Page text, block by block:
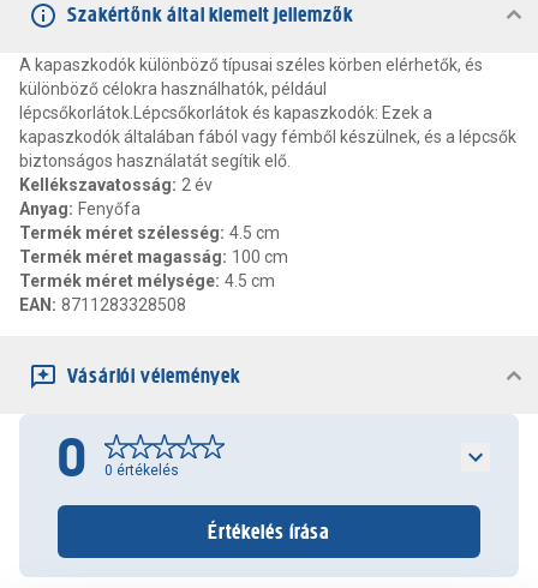
Szakértőnk által kiemelt jellemzők
A kapaszkodók különböző típusai széles körben elérhetők, és
különböző célokra használhatók, például
lépcsőkorlátok.Lépcsőkorlátok és kapaszkodók: Ezek a
kapaszkodók általában fából vagy fémből készülnek, és a lépcsők
biztonságos használatát segítik elő.
Kellékszavatosság: 2 év
Anyag: Fenyőfa
Termék méret szélesség: 4.5 cm
Termék méret magasság: 100 cm
Termék méret mélysége: 4.5 cm
EAN : 8711283328508
Vásárlói vélemények
0 0 értékelés
Értékelés írása